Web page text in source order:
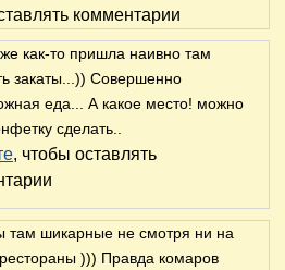
комментарии
как-то пришла наивно там
закаты...)) Совершенно
еда... А какое место! можно
сделать..
, чтобы оставлять
там шикарные не смотря ни на
))) Правда комаров